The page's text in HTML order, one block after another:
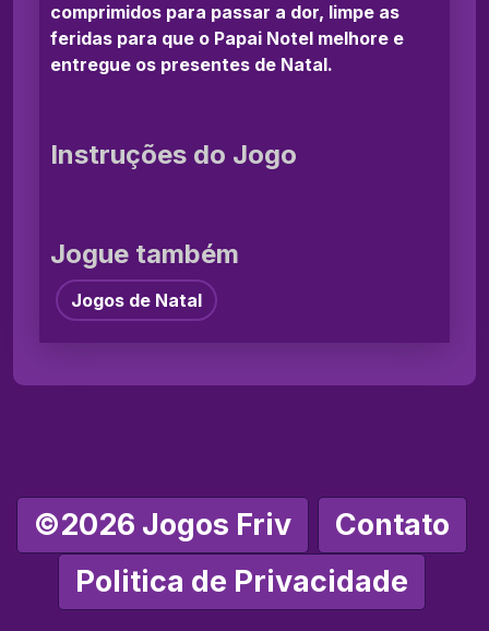
comprimidos para passar a dor, limpe as
feridas para que o Papai Notel melhore e
entregue os presentes de Natal.
Instruções do Jogo
Jogue também
Jogos de Natal
©2026 Jogos Friv
Contato
Politica de Privacidade